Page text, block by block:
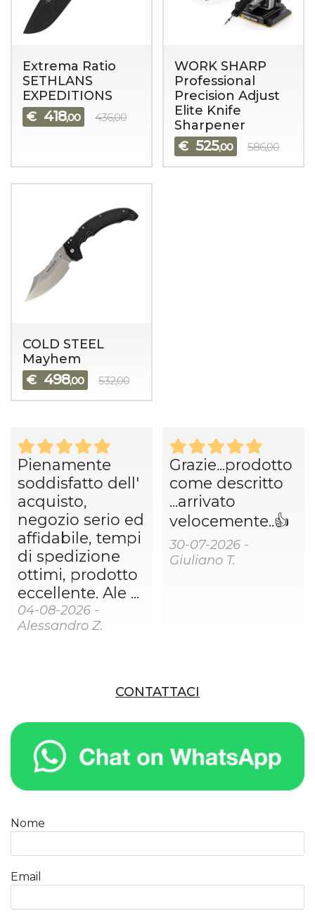
Extrema Ratio
SETHLANS
EXPEDITIONS
€ 418,00 436,00
WORK SHARP
Professional
Precision Adjust
Elite Knife
Sharpener
€ 525,00 586,00
COLD STEEL
Mayhem
€ 498,00 532,00
Pienamente
soddisfatto dell'
acquisto,
negozio serio ed
affidabile, tempi
di spedizione
ottimi, prodotto
eccellente. Ale ...
04-08-2026 -
Alessandro Z.
Grazie...prodotto
come descritto
...arrivato
velocemente..👍
30-07-2026 -
Giuliano T.
CONTATTACI
Nome
Email